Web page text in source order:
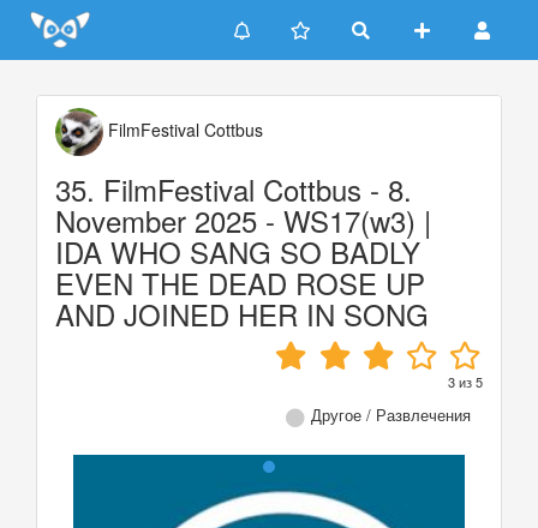
Update cookies preferences
FilmFestival Cottbus
35. FilmFestival Cottbus - 8.
November 2025 - WS17(w3) |
IDA WHO SANG SO BADLY
EVEN THE DEAD ROSE UP
AND JOINED HER IN SONG
3из5
Другое / Развлечения